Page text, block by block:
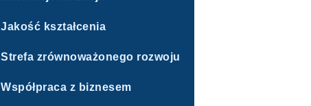
Jakość kształcenia
Strefa zrównoważonego rozwoju
Współpraca z biznesem